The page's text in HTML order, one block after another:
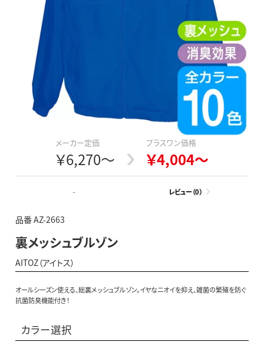
メーカー定価
￥6,270～
プラスワン価格
￥4,004～
- レビュー（0）
品番 AZ-2663
裏メッシュブルゾン
AITOZ（アイトス）
オールシーズン使える、総裏メッシュブルゾン。イヤなニオイを抑え、雑菌の繁殖を防ぐ
抗菌防臭機能付き！
カラー選択